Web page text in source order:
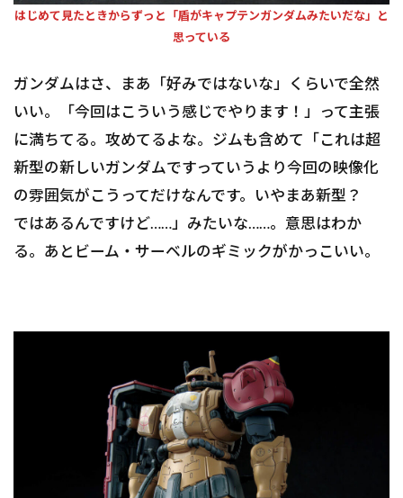
はじめて見たときからずっと「盾がキャプテンガンダムみたいだな」と
思っている
ガンダムはさ、まあ「好みではないな」くらいで全然
いい。「今回はこういう感じでやります！」って主張
に満ちてる。攻めてるよな。ジムも含めて「これは超
新型の新しいガンダムですっていうより今回の映像化
の雰囲気がこうってだけなんです。いやまあ新型？
ではあるんですけど……」みたいな……。意思はわか
る。あとビーム・サーベルのギミックがかっこいい。